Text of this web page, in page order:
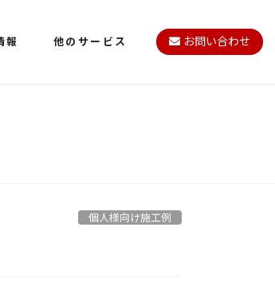
報 他のサービス お問い合わせ
個人様向け施工例